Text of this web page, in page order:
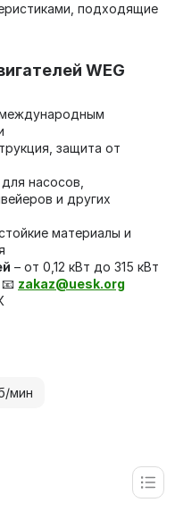
подходящие
WEG
защита от
насосов,
и других
материалы и
– от 0,12 кВт до 315 кВт
, 📧 zakaz@uesk.org
мин